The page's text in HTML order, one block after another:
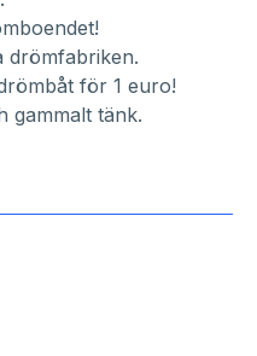
drömfabriken.
för 1 euro!
gammalt tänk.